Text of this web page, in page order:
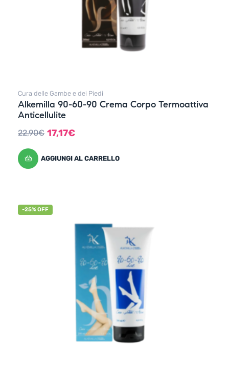
Cura delle Gambe e dei Piedi
Alkemilla 90-60-90 Crema Corpo Termoattiva
Anticellulite
22,90€ 17,17€
AGGIUNGI AL CARRELLO
-25% OFF